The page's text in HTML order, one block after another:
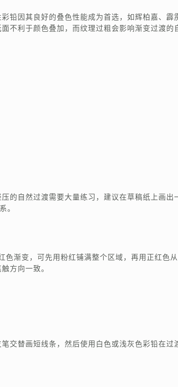
铅因其良好的叠色性能成为首选，如辉柏嘉、霹
不利于颜色叠加，而纹理过粗会影响渐变过渡的
的自然过渡需要大量练习，建议在草稿纸上画出
。
渐变，可先用粉红铺满整个区域，再用正红色
方向一致。
交替画短线条，然后使用白色或浅灰色彩铅在过